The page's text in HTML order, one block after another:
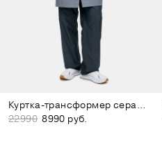
Куртка-трансформер серая рипстоп
22990 8990 руб.